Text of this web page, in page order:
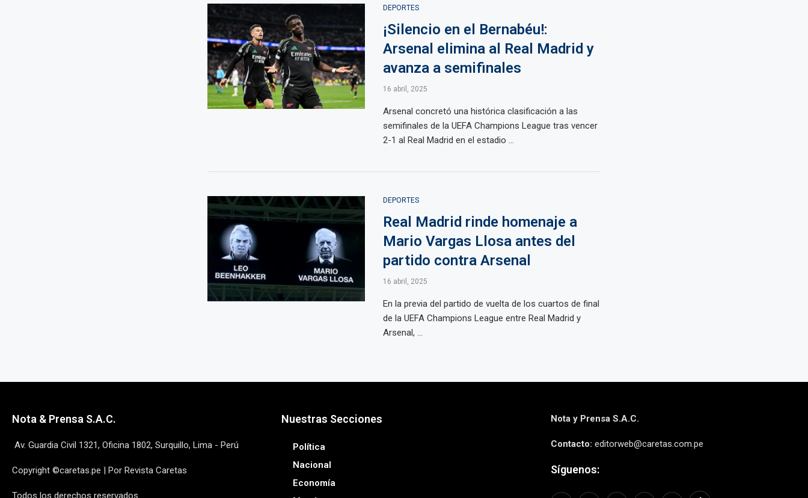
DEPORTES
¡Silencio en el Bernabéu!:
Arsenal elimina al Real Madrid y
avanza a semifinales
16 abril, 2025
Arsenal concretó una histórica clasificación a las
semifinales de la UEFA Champions League tras vencer
2-1 al Real Madrid en el estadio ...
DEPORTES
Real Madrid rinde homenaje a
Mario Vargas Llosa antes del
partido contra Arsenal​
16 abril, 2025
En la previa del partido de vuelta de los cuartos de final
de la UEFA Champions League entre Real Madrid y
Arsenal, ...
Nota & Prensa S.A.C.
Av. Guardia Civil 1321, Oficina 1802, Surquillo, Lima - Perú
Copyright ©caretas.pe | Por Revista Caretas
Todos los derechos reservados
Nuestras Secciones
Política
Nacional
Economía
Nota y Prensa S.A.C.
Contacto: editorweb@caretas.com.pe
Síguenos: